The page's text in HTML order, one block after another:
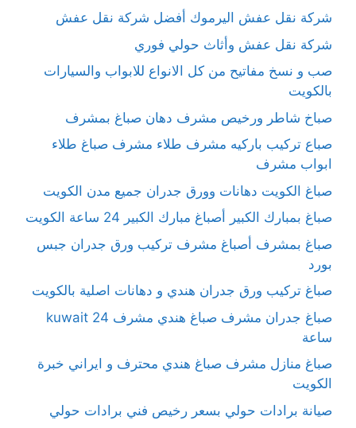
شركة نقل عفش اليرموك أفضل شركة نقل عفش
شركة نقل عفش وأثاث حولي فوري
صب و نسخ مفاتيح من كل الانواع للابواب والسيارات
بالكويت
صباخ شاطر ورخيص مشرف دهان صباغ بمشرف
صباع تركيب باركيه مشرف طلاء مشرف صباغ طلاء
ابواب مشرف
صباغ الكويت دهانات وورق جدران جميع مدن الكويت
صباغ بمبارك الكبير أصباغ مبارك الكبير 24 ساعة الكويت
صباغ بمشرف أصباغ مشرف تركيب ورق جدران جبس
بورد
صباغ تركيب ورق جدران هندي و دهانات اصلية بالكويت
صباغ جدران مشرف صباغ هندي مشرف kuwait 24
ساعة
صباغ منازل مشرف صباغ هندي محترف و ايراني خبرة
الكويت
صيانة برادات حولي بسعر رخيص فني برادات حولي